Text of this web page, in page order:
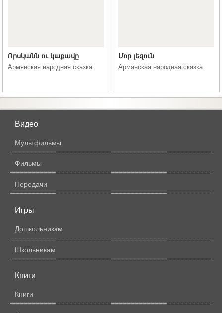
Որսկանն ու կաքավը
Армянская народная сказка
Մոր լեզուն
Армянская народная сказка
Видео
Мультфильмы
Фильмы
Передачи
Игры
Дошкольникам
Школьникам
Книги
Книги